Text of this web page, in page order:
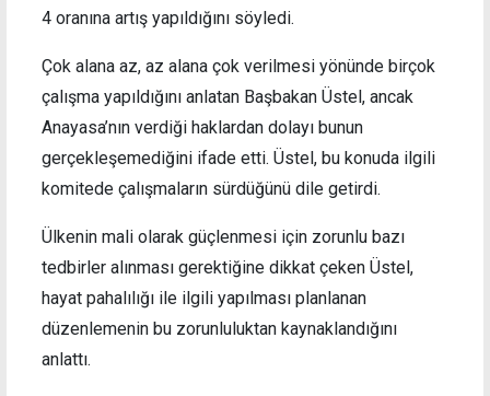
4 oranına artış yapıldığını söyledi.
Çok alana az, az alana çok verilmesi yönünde birçok
çalışma yapıldığını anlatan Başbakan Üstel, ancak
Anayasa’nın verdiği haklardan dolayı bunun
gerçekleşemediğini ifade etti. Üstel, bu konuda ilgili
komitede çalışmaların sürdüğünü dile getirdi.
Ülkenin mali olarak güçlenmesi için zorunlu bazı
tedbirler alınması gerektiğine dikkat çeken Üstel,
hayat pahalılığı ile ilgili yapılması planlanan
düzenlemenin bu zorunluluktan kaynaklandığını
anlattı.